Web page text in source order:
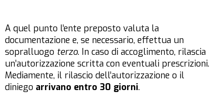
A quel punto l’ente preposto valuta la
documentazione e, se necessario, effettua un
sopralluogo terzo. In caso di accoglimento, rilascia
un’autorizzazione scritta con eventuali prescrizioni.
Mediamente, il rilascio dell’autorizzazione o il
diniego arrivano entro 30 giorni.